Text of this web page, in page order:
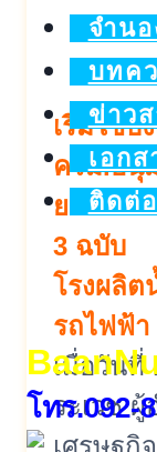
จำน
บทค
ข่าว
เอก
ติดต่
โทร.092-
เริ่มใช้บั
ครม.อนุ
ยกเว้น
3 ฉบับ
โรงผลิต
รถไฟฟ้า
เมื่อวันที่
ระเวช
เศรษฐกิ